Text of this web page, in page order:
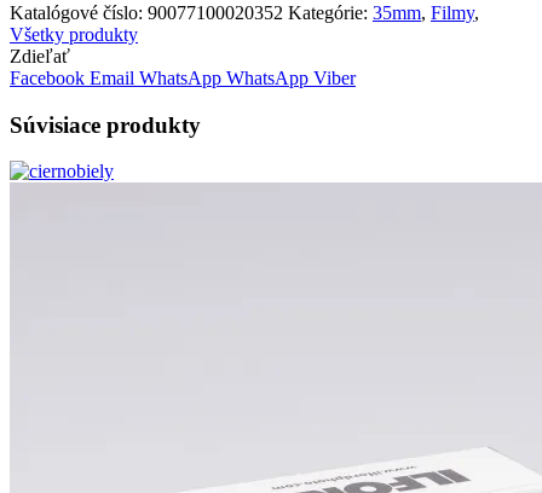
Katalógové číslo: 90077100020352 Kategórie: 35mm, Filmy,
Všetky produkty
Zdieľať
Facebook Email WhatsApp WhatsApp Viber
Súvisiace produkty